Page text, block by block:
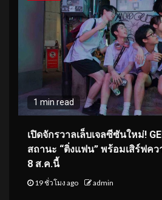
1 min read
เปิดจักรวาลเล็บเจลซีซันใหม่!
สถานะ “ติ่งแฟน” พร้อมเสิร์ฟค
8 ส.ค.นี้
19 ชั่วโมง ago admin